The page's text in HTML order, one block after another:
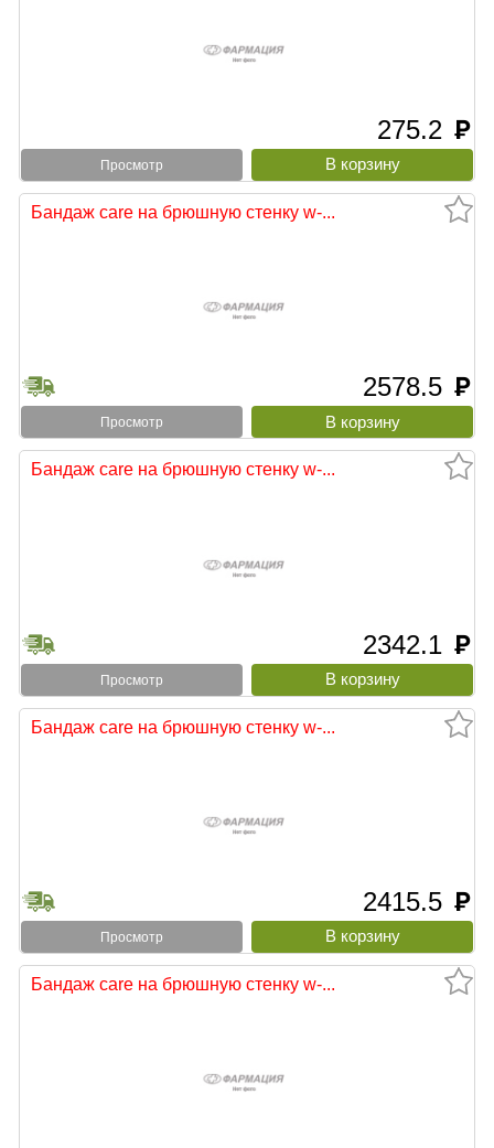
275.2 руб
Просмотр
Бандаж care на брюшную стенку w-...
2578.5 руб
Просмотр
Бандаж care на брюшную стенку w-...
2342.1 руб
Просмотр
Бандаж care на брюшную стенку w-...
2415.5 руб
Просмотр
Бандаж care на брюшную стенку w-...